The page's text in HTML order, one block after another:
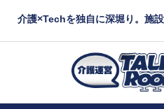
介護×Techを独自に深堀り。施